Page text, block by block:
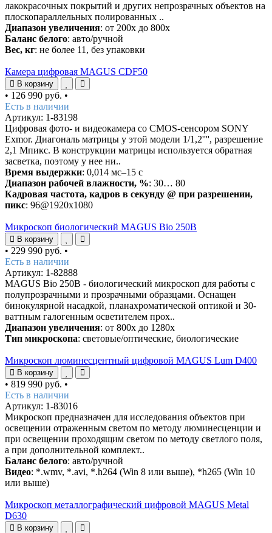
лакокрасочных покрытий и других непрозрачных объектов на
плоскопараллельных полированных ..
Диапазон увеличения: от 200х до 800х
Баланс белого: авто/ручной
Вес, кг: не более 11, без упаковки
Камера цифровая MAGUS CDF50
В корзину
• 126 990 руб. •
Есть в наличии
Артикул: 1-83198
Цифровая фото- и видеокамера со CMOS-сенсором SONY
Exmor. Диагональ матрицы у этой модели 1/1,2'''', разрешение
2,1 Мпикс. В конструкции матрицы используется обратная
засветка, поэтому у нее ни..
Время выдержки: 0,014 мс–15 с
Диапазон рабочей влажности, %: 30… 80
Кадровая частота, кадров в секунду @ при разрешении,
пикс: 96@1920x1080
Микроскоп биологический MAGUS Bio 250B
В корзину
• 229 990 руб. •
Есть в наличии
Артикул: 1-82888
MAGUS Bio 250B - биологический микроскоп для работы с
полупрозрачными и прозрачными образцами. Оснащен
бинокулярной насадкой, планахроматической оптикой и 30-
ваттным галогенным осветителем прох..
Диапазон увеличения: от 800х до 1280х
Тип микроскопа: световые/оптические, биологические
Микроскоп люминесцентный цифровой MAGUS Lum D400
В корзину
• 819 990 руб. •
Есть в наличии
Артикул: 1-83016
Микроскоп предназначен для исследования объектов при
освещении отраженным светом по методу люминесценции и
при освещении проходящим светом по методу светлого поля,
а при дополнительной комплект..
Баланс белого: авто/ручной
Видео: *.wmv, *.avi, *.h264 (Win 8 или выше), *h265 (Win 10
или выше)
Микроскоп металлографический цифровой MAGUS Metal
D630
В корзину